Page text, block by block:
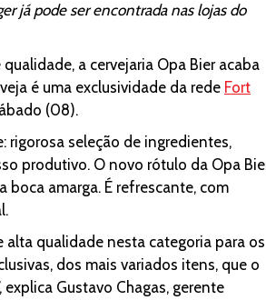
já pode ser encontrada nas lojas do
a cervejaria Opa Bier acaba
é uma exclusividade da rede Fort
(08).
rigorosa seleção de ingredientes,
produtivo. O novo rótulo da Opa
boca amarga. É refrescante, com
qualidade nesta categoria para os
dos mais variados itens, que o
Gustavo Chagas, gerente